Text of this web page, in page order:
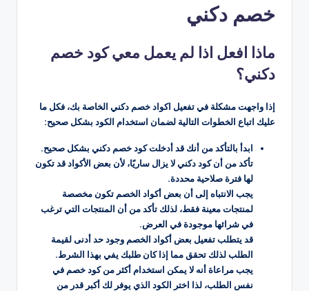
خصم دكني
ماذا افعل اذا لم يعمل معي كود خصم
دكني؟
إذا واجهت مشكلة في تفعيل اكواد خصم دكني الخاصة بك، فكل ما
عليك اتباع الخطوات التالية لضمان استخدام الكود بشكل صحيح:
ابدأ بالتأكد من أنك قد أدخلت كود خصم دكني بشكل صحيح.
تأكد من أن كود دكني لا يزال ساريًا، لأن بعض الأكواد قد تكون
لها فترة صلاحية محددة.
يجب الانتباه إلى أن بعض أكواد الخصم تكون مخصصة
لمنتجات معينة فقط، لذلك تأكد من أن المنتجات التي ترغب
في شرائها موجودة في العرض.
قد يتطلب تفعيل بعض أكواد الخصم وجود حد أدنى لقيمة
الطلب لذلك تحقق مما إذا كان طلبك يفي بهذا الشرط.
يجب مراعاة أنه لا يمكن استخدام أكثر من كود خصم في
نفس الطلب، لذا اختر الكود الذي يوفر لك أكبر قدر من